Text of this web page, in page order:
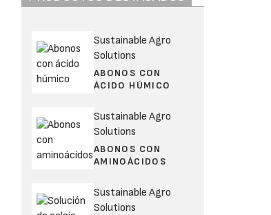
Sustainable Agro
Solutions
ABONOS CON
ÁCIDO HÚMICO
Sustainable Agro
Solutions
ABONOS CON
AMINOÁCIDOS
Sustainable Agro
Solutions